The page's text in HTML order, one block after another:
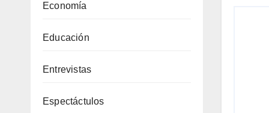
Economía
Educación
Entrevistas
Espectáctulos